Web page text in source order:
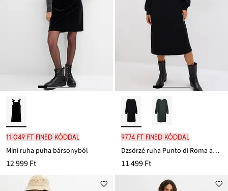
11 049 Ft FINED kóddal
Mini ruha puha bársonyból
12 999 Ft
9774 Ft FINED kóddal
Dzsörzé ruha Punto di Roma anyagból
11 499 Ft